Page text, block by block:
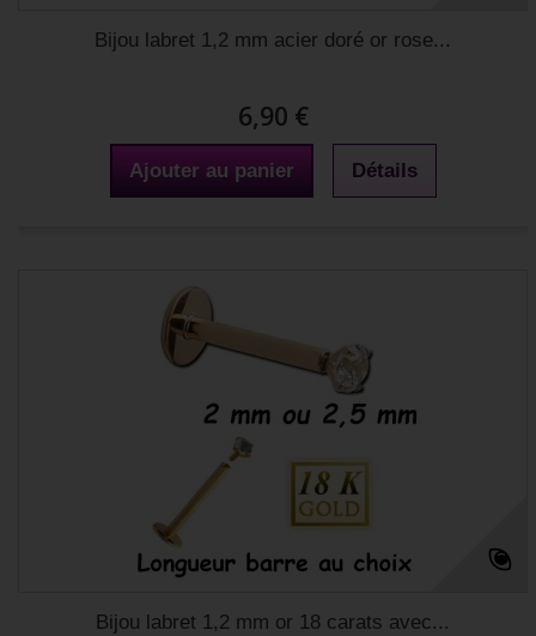
Bijou labret 1,2 mm acier doré or rose...
6,90 €
Ajouter au panier Détails
Bijou labret 1,2 mm or 18 carats avec...